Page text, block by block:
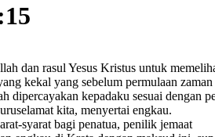
dan rasul Yesus Kristus untuk
kekal yang sebelum permulaan zaman
dipercayakan kepadaku sesuai dengan
kita, menyertai engkau.
syarat bagi penatua, penilik jemaat